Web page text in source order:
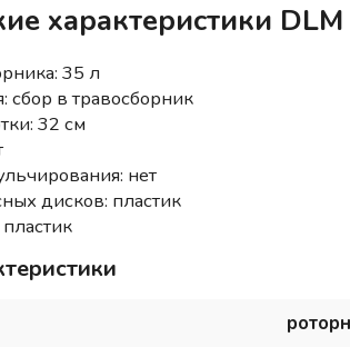
характеристики
35 л
сбор в травосборник
32 см
нет
дисков: пластик